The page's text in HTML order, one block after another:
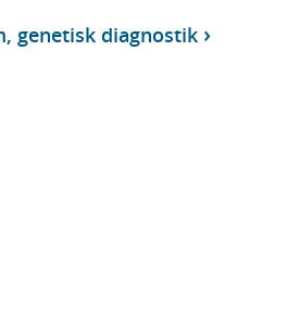
genetisk diagnostik